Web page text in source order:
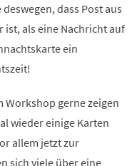
dass Post aus
ist, als eine Nachricht auf
ein
Workshop gerne zeigen
wieder einige Karten
allem jetzt zur
sich viele über eine